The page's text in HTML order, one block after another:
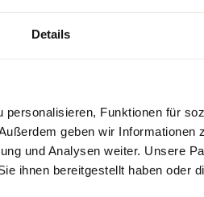
Details
Funktionen für
geben wir Informationen
und Analysen weiter. Unsere
ihnen bereitgestellt haben oder